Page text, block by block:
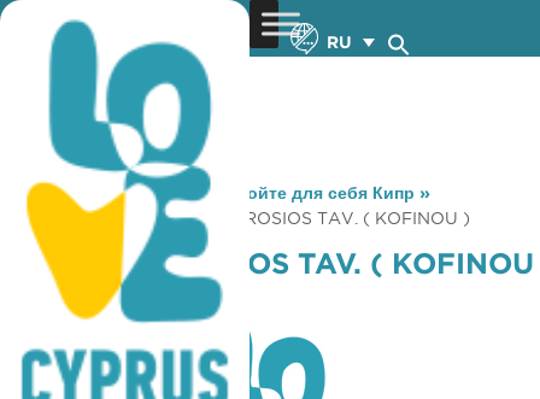
RU
You are here: Home »Откройте для себя Кипр »
Gastronomy
» AGIOS AMVROSIOS TAV. ( KOFINOU )
AGIOS AMVROSIOS TAV. ( KOFINOU